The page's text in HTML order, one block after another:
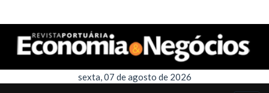
sexta, 07 de agosto de 2026